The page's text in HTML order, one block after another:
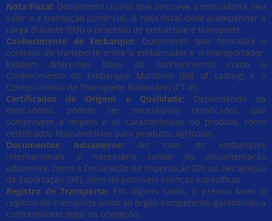
Nota Fiscal: Documento crucial que descreve a mercadoria, seu
valor e a transação comercial. A nota fiscal deve acompanhar a
carga durante todo o processo de embarque e transporte.
Conhecimento de Embarque: Documento que formaliza o
contrato de transporte entre o embarcador e o transportador.
Existem diferentes tipos de conhecimento, como o
Conhecimento de Embarque Marítimo (Bill of Lading) e o
Conhecimento de Transporte Rodoviário (CT-e).
Certificados de Origem e Qualidade: Dependendo da
mercadoria, podem ser necessários certificados que
comprovem a origem e as características do produto, como
certificados fitossanitários para produtos agrícolas.
Documentos Aduaneiros: No caso de embarques
internacionais, é necessário cuidar da documentação
aduaneira, como a Declaração de Importação (DI) ou Declaração
de Exportação (DE), além de possíveis licenças específicas.
Registro de Transporte: Em alguns casos, é preciso fazer o
registro do transporte junto ao órgão competente, garantindo a
conformidade legal da operação.